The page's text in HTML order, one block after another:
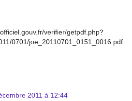
verifier/getpdf.php?
0701/joe_20110701_0151_0016.pdf.
2011 à 12:44